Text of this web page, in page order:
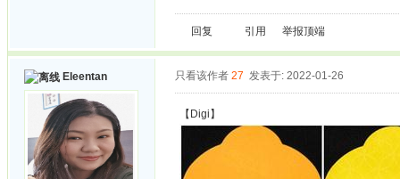
回复 引用 举报顶端
Eleentan 只看该作者 27 发表于: 2022-01-26
【Digi】